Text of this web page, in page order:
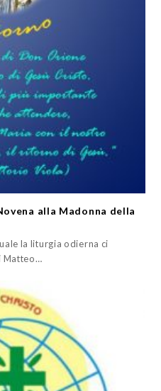
alla Madonna della
la liturgia odierna ci
Matteo…